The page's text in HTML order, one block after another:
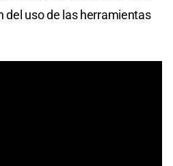
del uso de las herramientas